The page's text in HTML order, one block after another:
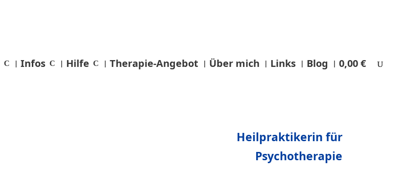
Infos Hilfe Therapie-Angebot Über mich Links Blog 0,00 €
Heilpraktikerin für
Psychotherapie